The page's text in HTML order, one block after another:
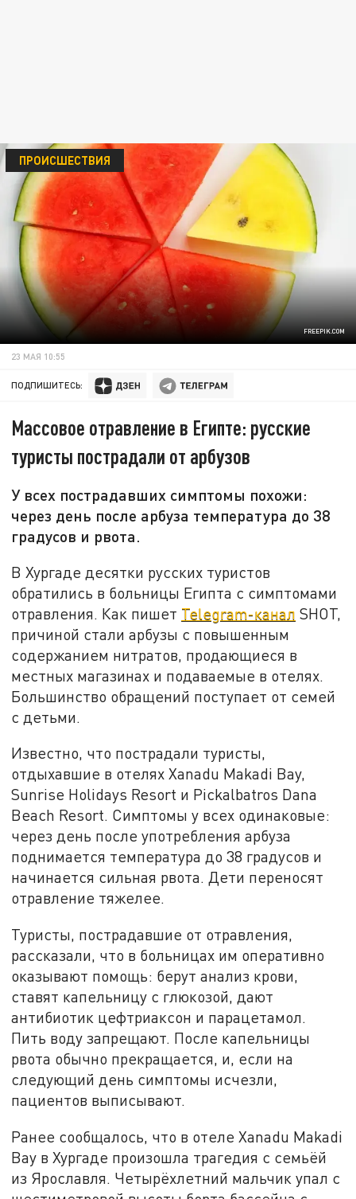
FREEPIK.COM
ПРОИСШЕСТВИЯ
23 МАЯ 10:55
ПОДПИШИТЕСЬ:
Массовое отравление в Египте: русские
туристы пострадали от арбузов
У всех пострадавших симптомы похожи:
через день после арбуза температура до 38
градусов и рвота.
В Хургаде десятки русских туристов
обратились в больницы Египта с симптомами
отравления. Как пишет Telegram-канал SHOT,
причиной стали арбузы с повышенным
содержанием нитратов, продающиеся в
местных магазинах и подаваемые в отелях.
Большинство обращений поступает от семей
с детьми.
Известно, что пострадали туристы,
отдыхавшие в отелях Xanadu Makadi Bay,
Sunrise Holidays Resort и Pickalbatros Dana
Beach Resort. Симптомы у всех одинаковые:
через день после употребления арбуза
поднимается температура до 38 градусов и
начинается сильная рвота. Дети переносят
отравление тяжелее.
Туристы, пострадавшие от отравления,
рассказали, что в больницах им оперативно
оказывают помощь: берут анализ крови,
ставят капельницу с глюкозой, дают
антибиотик цефтриаксон и парацетамол.
Пить воду запрещают. После капельницы
рвота обычно прекращается, и, если на
следующий день симптомы исчезли,
пациентов выписывают.
Ранее сообщалось, что в отеле Xanadu Makadi
Bay в Хургаде произошла трагедия с семьёй
из Ярославля. Четырёхлетний мальчик упал с